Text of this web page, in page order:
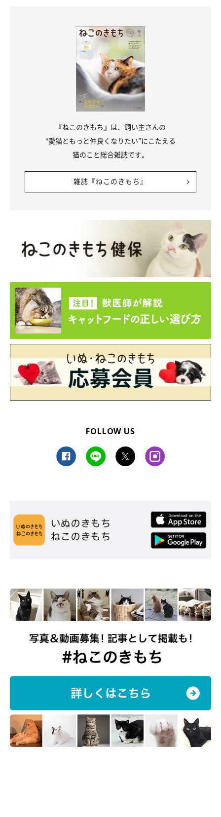
おもにエネルギー源になります。ほかには、毛ヅヤをよくするは
体内の代謝機能に役立つ栄養素。猫は、ビタミンC以外のビタミ
ンを体内で必要量合成できません。そのため、食べ物から摂取す
る必要があります。
ミネラル
体のさまざまな機能を維持してくれる栄養素。バランスよく摂取
炭水化物
おもに脳や筋肉のエネルギー源となります。
『ねこのきもち』は、飼い主さんの
“愛猫ともっと仲良くなりたい”にこたえる
猫のこと総合雑誌です。
雑誌『ねこのきもち』
FOLLOW US